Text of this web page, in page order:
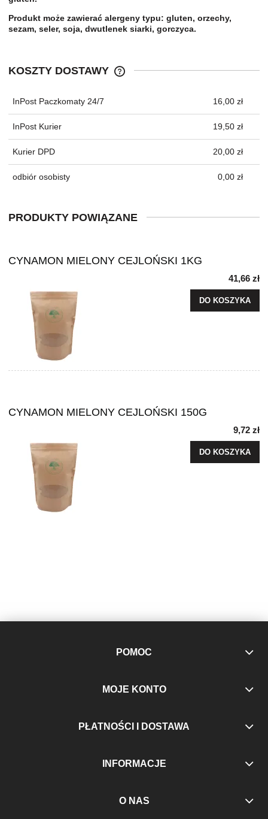
Produkt może zawierać alergeny typu: gluten, orzechy,
sezam, seler, soja, dwutlenek siarki, gorczyca.
KOSZTY DOSTAWY
InPost Paczkomaty 24/7 16,00 zł
InPost Kurier 19,50 zł
Kurier DPD 20,00 zł
odbiór osobisty 0,00 zł
PRODUKTY POWIĄZANE
CYNAMON MIELONY CEJLOŃSKI 1KG
41,66 zł
DO KOSZYKA
CYNAMON MIELONY CEJLOŃSKI 150G
9,72 zł
DO KOSZYKA
POMOC
MOJE KONTO
PŁATNOŚCI I DOSTAWA
INFORMACJE
O NAS